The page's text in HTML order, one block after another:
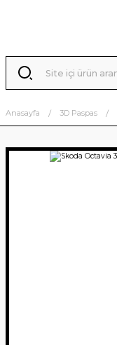
Anasayfa 3D Paspas